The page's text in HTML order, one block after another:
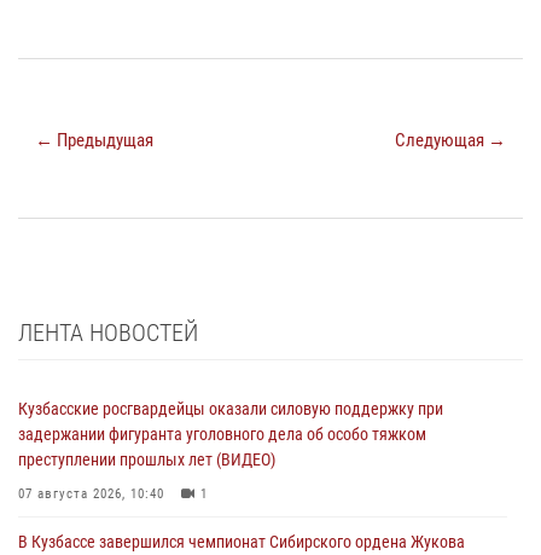
← Предыдущая Следующая →
ЛЕНТА НОВОСТЕЙ
Кузбасские росгвардейцы оказали силовую поддержку при
задержании фигуранта уголовного дела об особо тяжком
преступлении прошлых лет (ВИДЕО)
07 августа 2026, 10:40 1
В Кузбассе завершился чемпионат Сибирского ордена Жукова